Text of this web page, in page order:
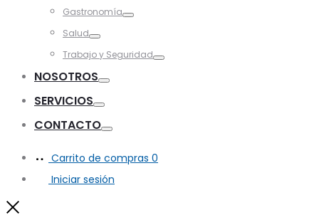
Gastronomía
Salud
Trabajo y Seguridad
NOSOTROS
SERVICIOS
CONTACTO
Carrito de compras 0
Iniciar sesión